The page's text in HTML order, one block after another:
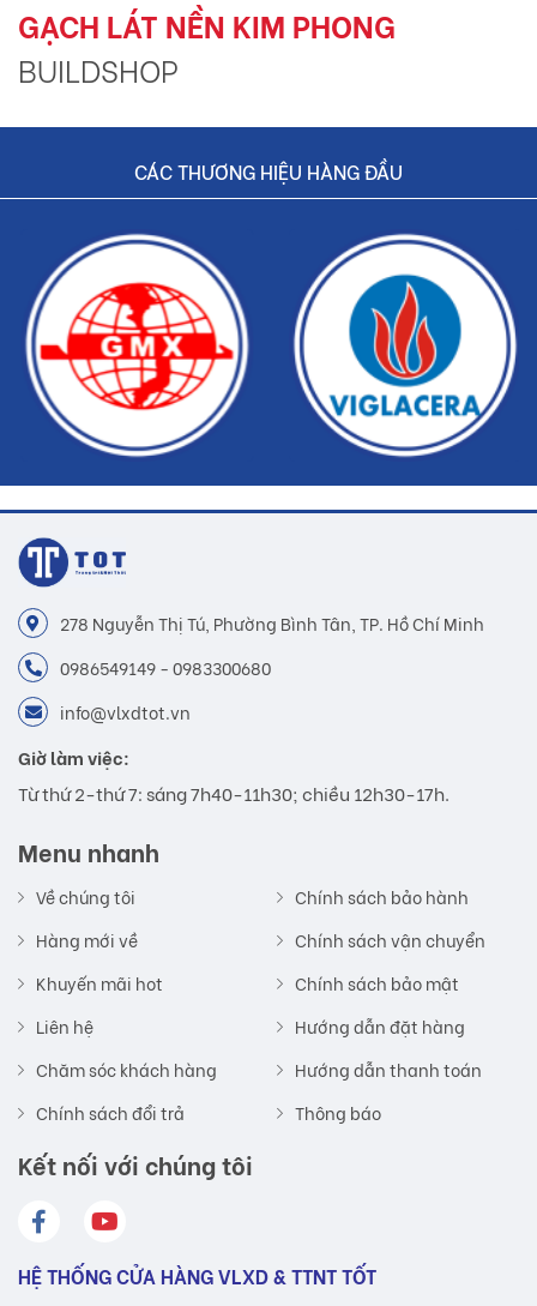
GẠCH LÁT NỀN KIM PHONG
BUILDSHOP
CÁC THƯƠNG HIỆU HÀNG ĐẦU
278 Nguyễn Thị Tú, Phường Bình Tân, TP. Hồ Chí Minh
0986549149 - 0983300680
info@vlxdtot.vn
Giờ làm việc:
Từ thứ 2-thứ 7: sáng 7h40-11h30; chiều 12h30-17h.
Menu nhanh
Về chúng tôi
Hàng mới về
Khuyến mãi hot
Liên hệ
Chăm sóc khách hàng
Chính sách đổi trả
Chính sách bảo hành
Chính sách vận chuyển
Chính sách bảo mật
Hướng dẫn đặt hàng
Hướng dẫn thanh toán
Thông báo
Kết nối với chúng tôi
HỆ THỐNG CỬA HÀNG VLXD & TTNT TỐT